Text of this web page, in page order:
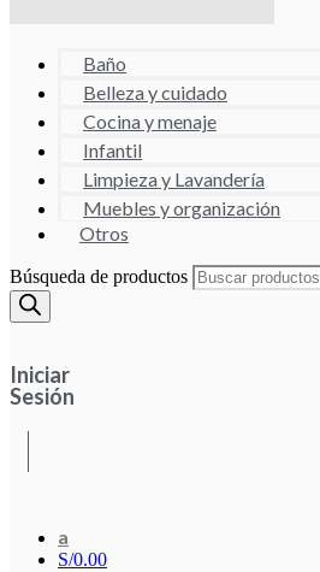
Baño
Belleza y cuidado
Cocina y menaje
Infantil
Limpieza y Lavandería
Muebles y organización
Otros
Búsqueda de productos
Iniciar
Sesión
a
S/0.00